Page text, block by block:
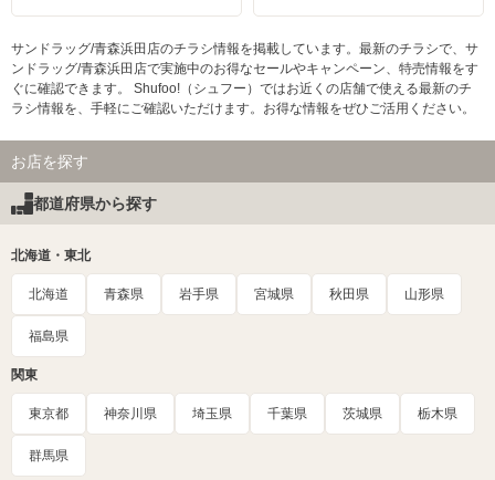
サンドラッグ/青森浜田店のチラシ情報を掲載しています。最新のチラシで、サ
ンドラッグ/青森浜田店で実施中のお得なセールやキャンペーン、特売情報をす
ぐに確認できます。 Shufoo!（シュフー）ではお近くの店舗で使える最新のチ
ラシ情報を、手軽にご確認いただけます。お得な情報をぜひご活用ください。
お店を探す
都道府県から探す
北海道・東北
北海道 青森県 岩手県 宮城県 秋田県 山形県
福島県
関東
東京都 神奈川県 埼玉県 千葉県 茨城県 栃木県
群馬県